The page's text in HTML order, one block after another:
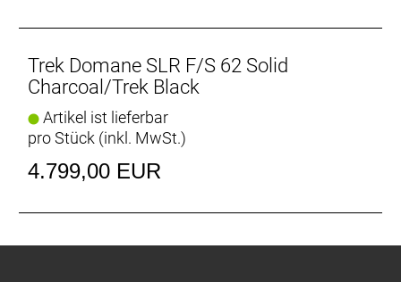
Trek Domane SLR F/S 62 Solid
Charcoal/Trek Black
Artikel ist lieferbar
pro Stück (inkl. MwSt.)
4.799,00 EUR